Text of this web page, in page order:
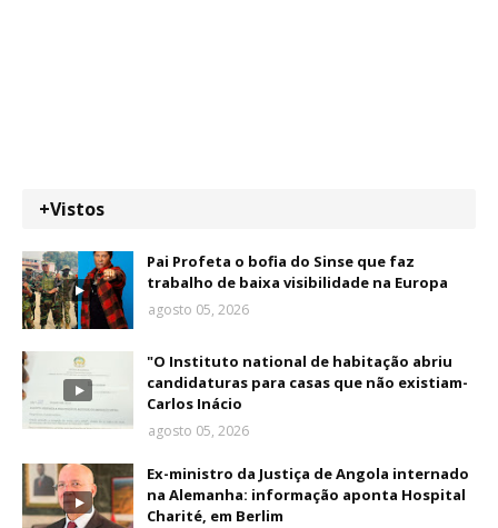
+Vistos
Pai Profeta o bofia do Sinse que faz
trabalho de baixa visibilidade na Europa
agosto 05, 2026
"O Instituto national de habitação abriu
candidaturas para casas que não existiam-
Carlos Inácio
agosto 05, 2026
Ex-ministro da Justiça de Angola internado
na Alemanha: informação aponta Hospital
Charité, em Berlim